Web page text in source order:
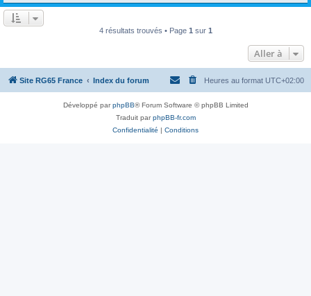
4 résultats trouvés • Page 1 sur 1
Aller à
Site RG65 France Index du forum Heures au format UTC+02:00
Développé parphpBB® Forum Software © phpBB Limited
Traduit parphpBB-fr.com
Confidentialité | Conditions